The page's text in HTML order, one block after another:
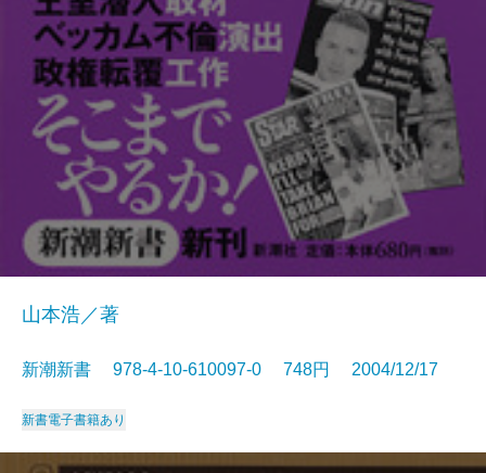
山本浩／著
新潮新書 978-4-10-610097-0 748円 2004/12/17
新書電子書籍あり